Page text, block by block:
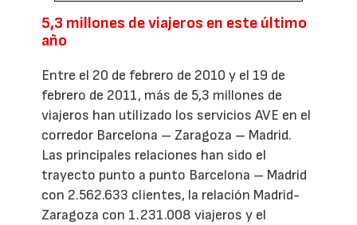
5,3 millones de viajeros en este último
año
Entre el 20 de febrero de 2010 y el 19 de
febrero de 2011, más de 5,3 millones de
viajeros han utilizado los servicios AVE en el
corredor Barcelona – Zaragoza – Madrid.
Las principales relaciones han sido el
trayecto punto a punto Barcelona – Madrid
con 2.562.633 clientes, la relación Madrid-
Zaragoza con 1.231.008 viajeros y el